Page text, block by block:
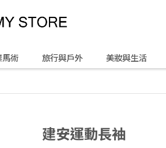
馬術 旅行與戶外 美妝與生活
建安運動長袖